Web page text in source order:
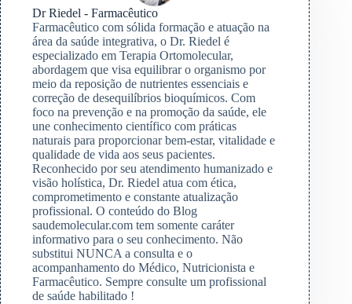
Dr Riedel - Farmacêutico
Farmacêutico com sólida formação e atuação na
área da saúde integrativa, o Dr. Riedel é
especializado em Terapia Ortomolecular,
abordagem que visa equilibrar o organismo por
meio da reposição de nutrientes essenciais e
correção de desequilíbrios bioquímicos. Com
foco na prevenção e na promoção da saúde, ele
une conhecimento científico com práticas
naturais para proporcionar bem-estar, vitalidade e
qualidade de vida aos seus pacientes.
Reconhecido por seu atendimento humanizado e
visão holística, Dr. Riedel atua com ética,
comprometimento e constante atualização
profissional. O conteúdo do Blog
saudemolecular.com tem somente caráter
informativo para o seu conhecimento. Não
substitui NUNCA a consulta e o
acompanhamento do Médico, Nutricionista e
Farmacêutico. Sempre consulte um profissional
de saúde habilitado !